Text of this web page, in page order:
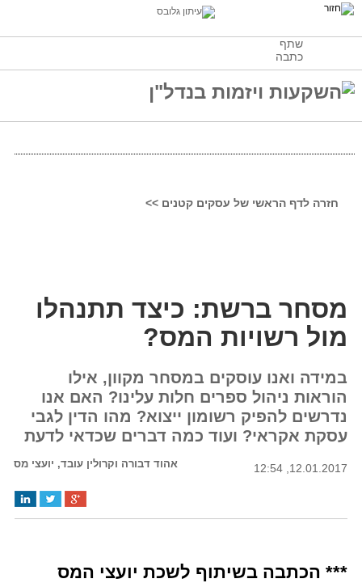
שתף
כתבה
חזרה לדף הראשי של עסקים קטנים >>
מסחר ברשת: כיצד תתנהלו
מול רשויות המס?
במידה ואנו עוסקים במסחר מקוון, אילו
הוראות ניהול ספרים חלות עלינו? האם אנו
נדרשים להפיק רשומון ייצוא? מהו הדין לגבי
עסקת אקראי? ועוד כמה דברים שכדאי לדעת
12.01.2017, 12:54 אהוד דבורה וקרולין עובד, יועצי מס
*** הכתבה בשיתוף לשכת יועצי המס